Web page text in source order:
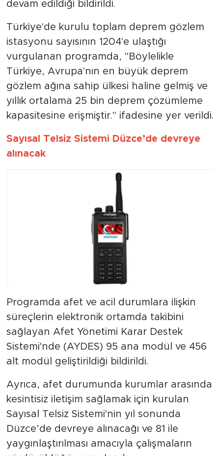
devam edildiği bildirildi.
Türkiye'de kurulu toplam deprem gözlem
istasyonu sayısının 1204'e ulaştığı
vurgulanan programda, "Böylelikle
Türkiye, Avrupa'nın en büyük deprem
gözlem ağına sahip ülkesi haline gelmiş ve
yıllık ortalama 25 bin deprem çözümleme
kapasitesine erişmiştir." ifadesine yer verildi.
Sayısal Telsiz Sistemi Düzce’de devreye
alınacak
Programda afet ve acil durumlara ilişkin
süreçlerin elektronik ortamda takibini
sağlayan Afet Yönetimi Karar Destek
Sistemi'nde (AYDES) 95 ana modül ve 456
alt modül geliştirildiği bildirildi.
Ayrıca, afet durumunda kurumlar arasında
kesintisiz iletişim sağlamak için kurulan
Sayısal Telsiz Sistemi'nin yıl sonunda
Düzce’de devreye alınacağı ve 81 ile
yaygınlaştırılması amacıyla çalışmaların